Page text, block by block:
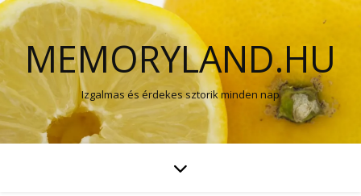
MEMORYLAND.HU
Izgalmas és érdekes sztorik minden nap